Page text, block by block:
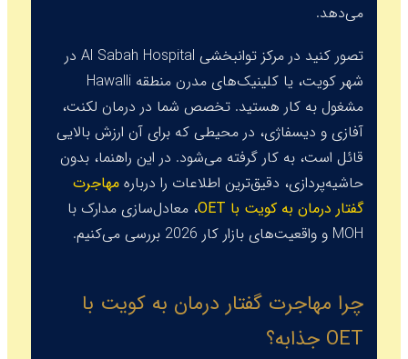
می‌دهد.
تصور کنید در مرکز توانبخشی Al Sabah Hospitalدر
شهر کویت، یا کلینیک‌های مدرن منطقه Hawalli
مشغول به کار هستید. تخصص شما در درمان لکنت،
آفازی و دیسفاژی، در محیطی که برای آن ارزش بالایی
قائل است، به کار گرفته می‌شود. در این راهنما، بدون
حاشیه‌پردازی، دقیق‌ترین اطلاعات را درباره مهاجرت
گفتار درمان به کویت با OET
، معادل‌سازی مدارک با
MOH و واقعیت‌های بازار کار 2026 بررسی می‌کنیم.
چرا مهاجرت گفتار درمان به کویت با
OET جذابه؟